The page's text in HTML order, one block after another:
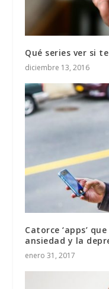
Qué series ver si
diciembre 13, 2016
Catorce ‘apps’
ansiedad y la
enero 31, 2017